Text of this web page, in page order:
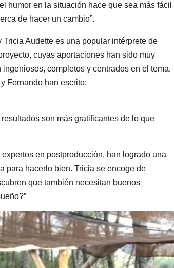
humor en la situación hace que sea más fácil
de hacer un cambio”.
Audette es una popular intérprete de
cuyas aportaciones han sido muy
completos y centrados en el tema.
Fernando han escrito:
son más gratificantes de lo que
en postproducción, han logrado una
para hacerlo bien. Tricia se encoge de
que también necesitan buenos